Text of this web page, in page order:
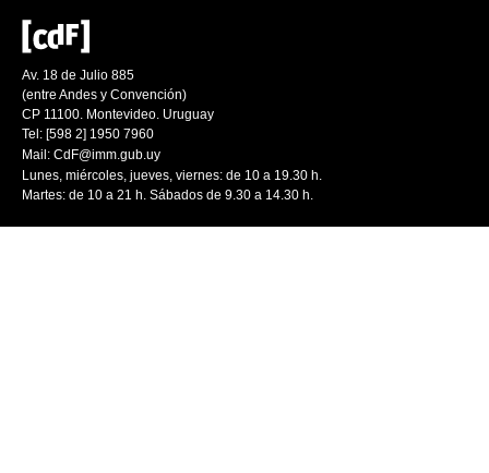
Av. 18 de Julio 885
(entre Andes y Convención)
CP 11100. Montevideo. Uruguay
Tel: [598 2] 1950 7960
Mail: CdF@imm.gub.uy
Lunes, miércoles, jueves, viernes: de 10 a 19.30 h.
Martes: de 10 a 21 h. Sábados de 9.30 a 14.30 h.